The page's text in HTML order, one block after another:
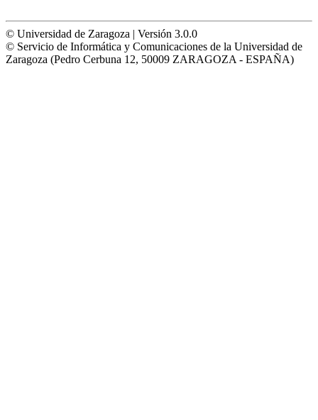
© Universidad de Zaragoza | Versión 3.0.0
© Servicio de Informática y Comunicaciones de la Universidad de
Zaragoza (Pedro Cerbuna 12, 50009 ZARAGOZA - ESPAÑA)